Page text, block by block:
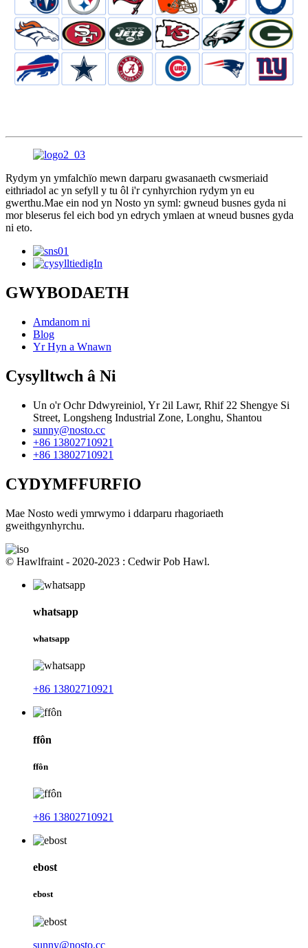
Rydym yn ymfalchïo mewn darparu gwasanaeth cwsmeriaid
eithriadol ac yn sefyll y tu ôl i'r cynhyrchion rydym yn eu
gwerthu.Mae ein nod yn Nosto yn syml: gwneud busnes gyda ni
mor bleserus fel eich bod yn edrych ymlaen at wneud busnes gyda
ni eto.
GWYBODAETH
Amdanom ni
Blog
Yr Hyn a Wnawn
Cysylltwch â Ni
Un o'r Ochr Ddwyreiniol, Yr 2il Lawr, Rhif 22 Shengye Si
Street, Longsheng Industrial Zone, Longhu, Shantou
sunny@nosto.cc
+86 13802710921
+86 13802710921
CYDYMFFURFIO
Mae Nosto wedi ymrwymo i ddarparu rhagoriaeth
gweithgynhyrchu.
© Hawlfraint - 2020-2023 : Cedwir Pob Hawl.
whatsapp
whatsapp
+86 13802710921
ffôn
ffôn
+86 13802710921
ebost
ebost
sunny@nosto.cc